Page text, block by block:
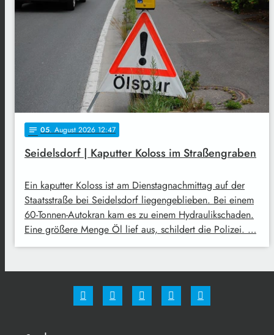
notes 05. August 2026 12:47
Seidelsdorf | Kaputter Koloss im Straßengraben
Ein kaputter Koloss ist am Dienstagnachmittag auf der
Staatsstraße bei Seidelsdorf liegengeblieben. Bei einem
60-Tonnen-Autokran kam es zu einem Hydraulikschaden.
Eine größere Menge Öl lief aus, schildert die Polizei. …